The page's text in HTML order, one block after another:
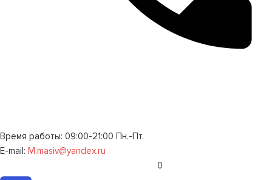
Время работы: 09:00-21:00 Пн.-Пт.
E-mail: M.masiv@yandex.ru
0